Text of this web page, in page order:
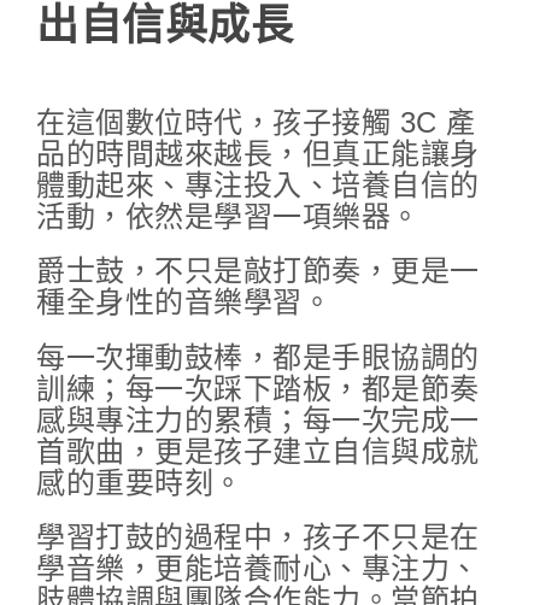
出自信與成長
在這個數位時代，孩子接觸 3C 產
品的時間越來越長，但真正能讓身
體動起來、專注投入、培養自信的
活動，依然是學習一項樂器。
爵士鼓，不只是敲打節奏，更是一
種全身性的音樂學習。
每一次揮動鼓棒，都是手眼協調的
訓練；每一次踩下踏板，都是節奏
感與專注力的累積；每一次完成一
首歌曲，更是孩子建立自信與成就
感的重要時刻。
學習打鼓的過程中，孩子不只是在
學音樂，更能培養耐心、專注力、